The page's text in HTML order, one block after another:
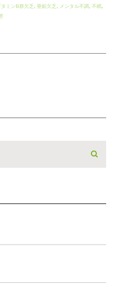
タミンB群欠乏 , 亜鉛欠乏 , メンタル不調, 不眠,